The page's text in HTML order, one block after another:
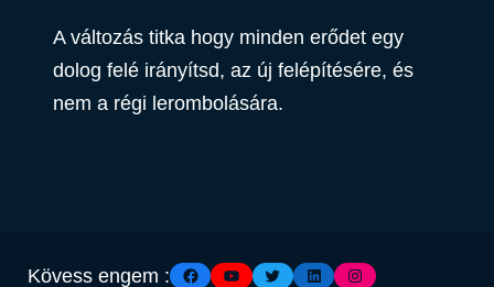
A változás titka hogy minden erődet egy
dolog felé irányítsd, az új felépítésére, és
nem a régi lerombolására.
Kövess engem : FacebookYouTubeTwitterLinkedInInstagram